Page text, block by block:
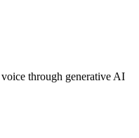
through generative AI